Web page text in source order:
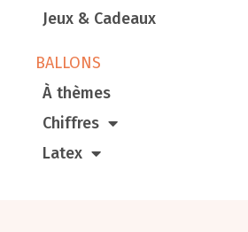
Jeux & Cadeaux
BALLONS
À thèmes
Chiffres
Latex